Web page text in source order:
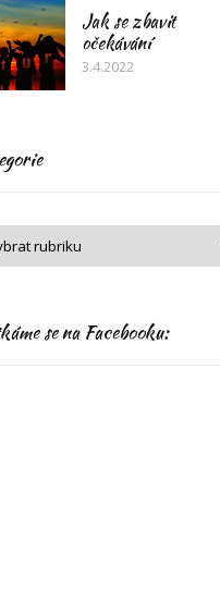
Jak se zbavit
očekávání
3.4.2022
se na Facebooku: